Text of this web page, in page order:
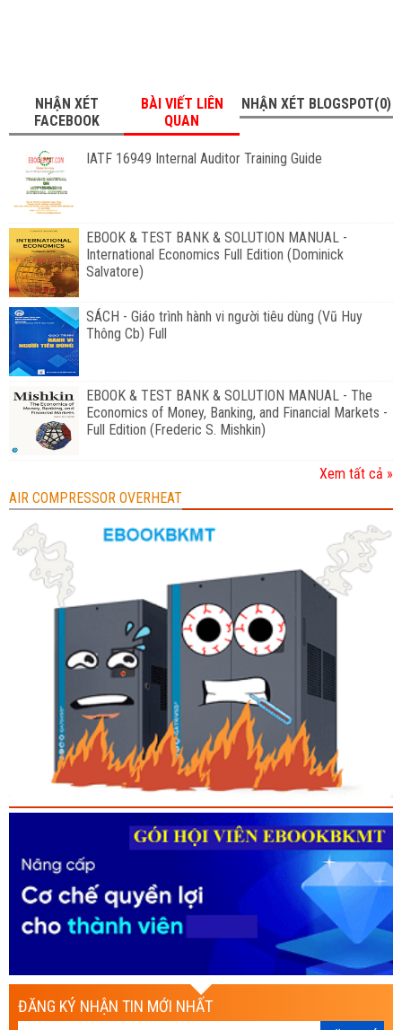
NHẬN XÉT
FACEBOOK
BÀI VIẾT LIÊN
QUAN
NHẬN XÉT BLOGSPOT(0)
IATF 16949 Internal Auditor Training Guide
EBOOK & TEST BANK & SOLUTION MANUAL -
International Economics Full Edition (Dominick
Salvatore)
SÁCH - Giáo trình hành vi người tiêu dùng (Vũ Huy
Thông Cb) Full
EBOOK & TEST BANK & SOLUTION MANUAL - The
Economics of Money, Banking, and Financial Markets -
Full Edition (Frederic S. Mishkin)
Xem tất cả »
AIR COMPRESSOR OVERHEAT
ĐĂNG KÝ NHẬN TIN MỚI NHẤT